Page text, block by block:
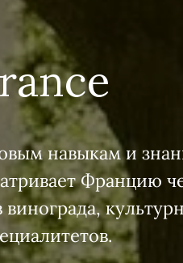
навыкам и
Францию